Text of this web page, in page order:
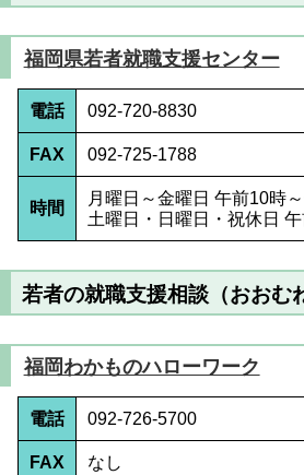
福岡県若者就職支援センター
電話 092-720-8830
FAX 092-725-1788
時間
月曜日～金曜日 午前10時
土曜日・日曜日・祝休日
若者の就職支援相談（おおむ
福岡わかものハローワーク
電話 092-726-5700
FAX なし